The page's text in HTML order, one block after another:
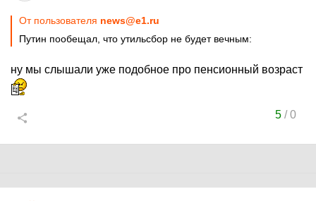
От пользователя news@e1.ru
Путин пообещал, что утильсбор не будет вечным:
ну мы слышали уже подобное про пенсионный возраст
5/0